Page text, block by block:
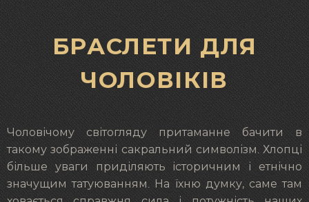
БРАСЛЕТИ ДЛЯ
ЧОЛОВІКІВ
Чоловічому світогляду притаманне бачити в
такому зображенні сакральний символізм. Хлопці
більше уваги приділяють історичним і етнічно
значущим татуюванням. На їхню думку, саме там